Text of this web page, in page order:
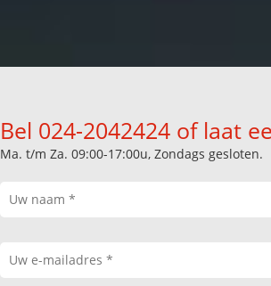
Bel 024-2042424 of laat
Ma. t/m Za. 09:00-17:00u, Zondags gesloten.